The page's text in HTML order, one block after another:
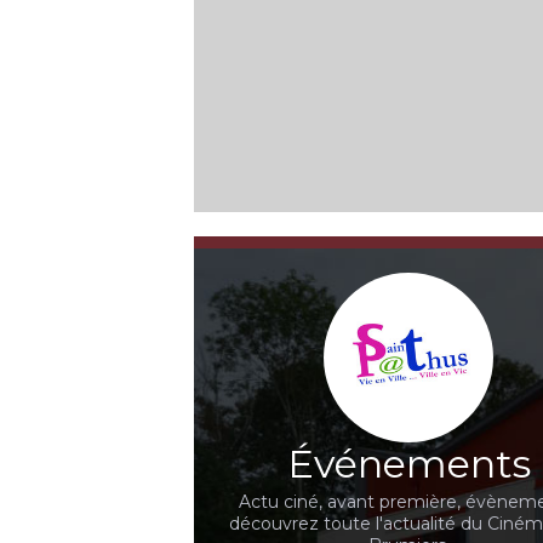
Événements
Actu ciné, avant première,
découvrez toute l'actualité du